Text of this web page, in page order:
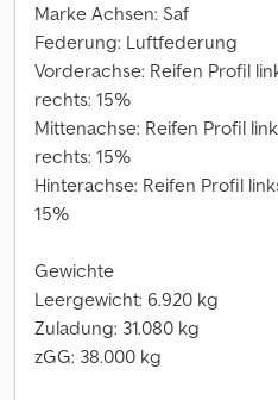
Marke Achsen: Saf
Federung: Luftfederung
Vorderachse: Reifen Profil
rechts: 15%
Mittenachse: Reifen Profil
rechts: 15%
Hinterachse: Reifen Profil
15%
Gewichte
Leergewicht: 6.920 kg
Zuladung: 31.080 kg
zGG: 38.000 kg